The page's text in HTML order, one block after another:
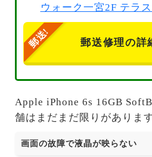
ウォーク一宮2F テラ
郵送修理の詳
Apple iPhone 6s 16GB
舗はまだまだ限りがあります
画面の故障で液晶が映らない